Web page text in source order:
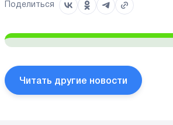
Поделиться
Читать другие новости